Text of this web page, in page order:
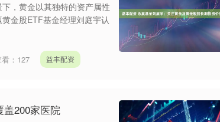
，黄金以其独特的资产属性
金股ETF基金经理刘庭宇认
： 127 益丰配资
200家医院